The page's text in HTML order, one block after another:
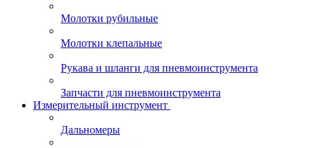
Молотки рубильные
Молотки клепальные
Рукава и шланги для пневмоинструмента
Запчасти для пневмоинструмента
Измерительный инструмент
Дальномеры